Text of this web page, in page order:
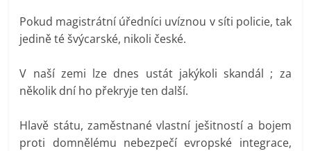
Pokud magistrátní úředníci uvíznou v síti policie, tak
jedině té švýcarské, nikoli české.
V naší zemi lze dnes ustát jakýkoli skandál ; za
několik dní ho překryje ten další.
Hlavě státu, zaměstnané vlastní ješitností a bojem
proti domnělému nebezpečí evropské integrace,